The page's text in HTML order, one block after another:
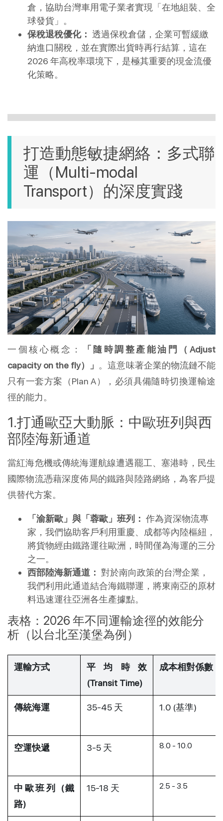
倉，協助台灣車用電子業者實現「在地組裝、全
球發貨」。
保稅退稅優化： 透過保稅倉儲，企業可暫緩繳
納進口關稅，並在實際出貨時再行結算，這在
2026 年高稅率環境下，是極其重要的現金流優
化策略。
打造動態敏捷網絡：多式聯
運（Multi-modal
Transport）的深度實踐
一個核心概念：
「隨時調整產能油門（Adjust
capacity on the fly）」 。這意味著企業的物流鏈不能
只有一套方案（Plan A），必須具備隨時切換運輸途
徑的能力。
打通歐亞大動脈：中歐班列與西
部陸海新通道
當紅海危機或傳統海運航線遭遇罷工、塞港時，民生
國際物流憑藉深度佈局的鐵路與陸路網絡，為客戶提
供替代方案。
「渝新歐」與「蓉歐」班列： 作為資深物流專
家，我們協助客戶利用重慶、成都等內陸樞紐，
將貨物經由鐵路運往歐洲，時間僅為海運的三分
之一。
西部陸海新通道： 對於南向政策的台灣企業，
我們利用此通道結合海鐵聯運，將東南亞的原材
料迅速運往亞洲各生產據點。
表格：2026 年不同運輸途徑的效能分
析（以台北至漢堡為例）
運輸方式
平均時效
(Transit Time)
成本相對係數
傳統海運 35-45 天 1.0 (基準)
空運快遞 3-5 天 8.0 - 10.0
中歐班列 (鐵
路)
15-18 天 2.5 - 3.5